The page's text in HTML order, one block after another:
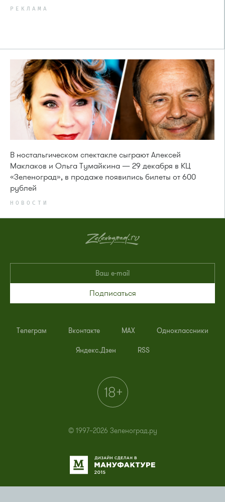
РЕКЛАМА
В ностальгическом спектакле сыграют Алексей
Маклаков и Ольга Тумайкина — 29 декабря в КЦ
«Зеленоград», в продаже появились билеты от 600
рублей
НОВОСТИ
Подписаться
Телеграм Вконтакте MAX Одноклассники
Яндекс.Дзен RSS
© 1997–2026 Зеленоград.ру